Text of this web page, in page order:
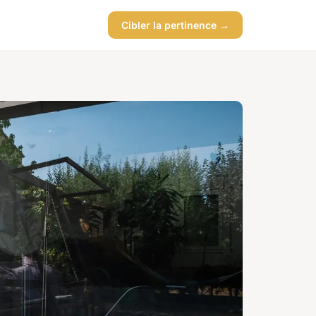
Cibler la pertinence →